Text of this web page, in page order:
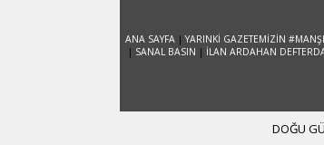
ANA SAYFA|YARINKİ GAZETEMİZİN
| SANAL BASIN | İLAN ARDAHAN
DOĞU